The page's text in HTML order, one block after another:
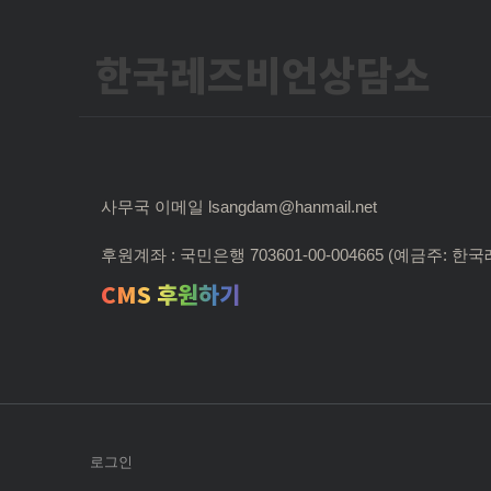
한국레즈비언상담소
사무국 이메일 lsangdam@hanmail.net
후원계좌 : 국민은행 703601-00-004665 (예금주: 한국
CMS 후원하기
로그인